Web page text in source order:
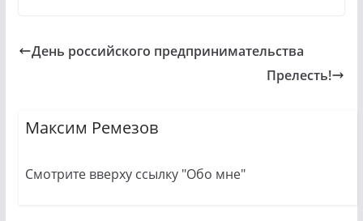
День российского предпринимательства
Прелесть!
Максим Ремезов
Смотрите вверху ссылку "Обо мне"